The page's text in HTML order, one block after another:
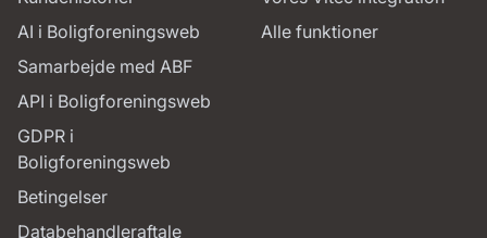
AI i Boligforeningsweb
Samarbejde med ABF
API i Boligforeningsweb
GDPR i
Boligforeningsweb
Betingelser
Databehandleraftale
Alle funktioner